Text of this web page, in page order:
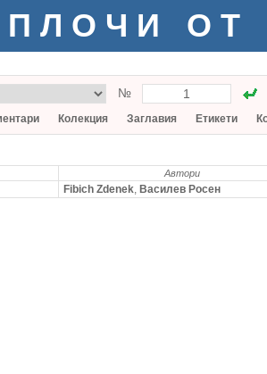
ПЛОЧИ ОТ
№
Колекция Заглавия Етикети
Автори
Fibich Zdenek, Василев Росен